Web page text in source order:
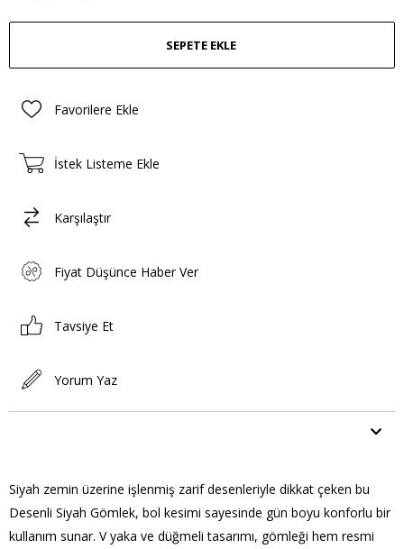
Favorilere Ekle
İstek Listeme Ekle
Karşılaştır
Fiyat Düşünce Haber Ver
Tavsiye Et
Yorum Yaz
Siyah zemin üzerine işlenmiş zarif desenleriyle dikkat çeken bu
Desenli Siyah Gömlek, bol kesimi sayesinde gün boyu konforlu bir
kullanım sunar. V yaka ve düğmeli tasarımı, gömleği hem resmi